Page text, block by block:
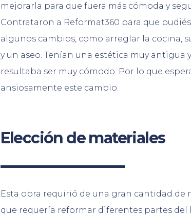
mejorarla para que fuera más cómoda y
Contrataron a Reformat360 para que
algunos cambios, como arreglar la cocina,
y un aseo. Tenían una estética muy antigua
resultaba ser muy cómodo. Por lo que
ansiosamente este cambio.
Elección de materiales
Esta obra requirió de una gran cantidad de
que requería reformar diferentes partes del